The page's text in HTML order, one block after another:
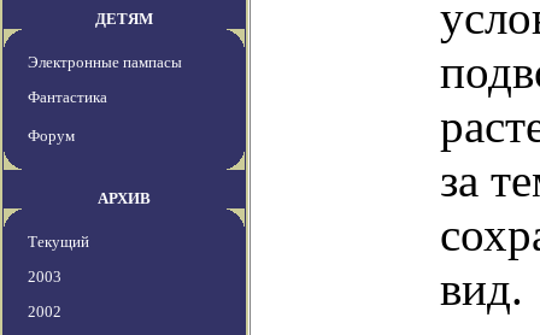
ДЕТЯМ
Электронные пампасы
Фантастика
Форум
АРХИВ
Текущий
2003
2002
за
вид.